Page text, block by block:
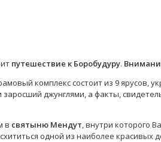
путешествие к Боробудуру.
комплекс состоит из 9 ярусов,
джунглями, а факты,
в святыню Мендут, внутри которого
одной из наиболее красивых